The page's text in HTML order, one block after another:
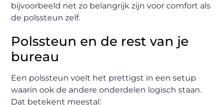
bijvoorbeeld net zo belangrijk zijn voor comfort als
de polssteun zelf.
Polssteun en de rest van je
bureau
Een polssteun voelt het prettigst in een setup
waarin ook de andere onderdelen logisch staan.
Dat betekent meestal: